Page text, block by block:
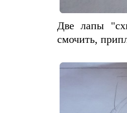
Две лапы
смочить,